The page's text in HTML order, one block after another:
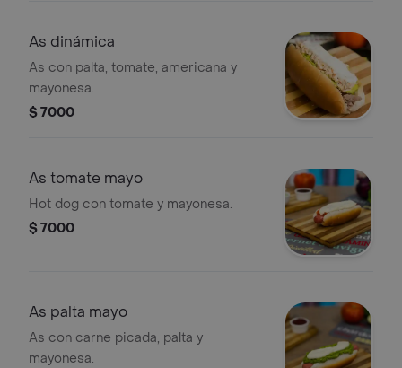
As dinámica
As con palta, tomate, americana y
mayonesa.
$ 7000
As tomate mayo
Hot dog con tomate y mayonesa.
$ 7000
As palta mayo
As con carne picada, palta y
mayonesa.